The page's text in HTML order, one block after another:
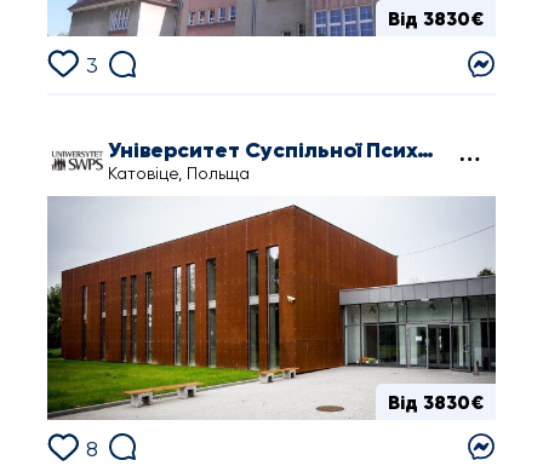
Від 3830€
3
Університет Суспільної Психології і Гуманітарних Наук у Катовіце
Катовіце, Польща
Від 3830€
8